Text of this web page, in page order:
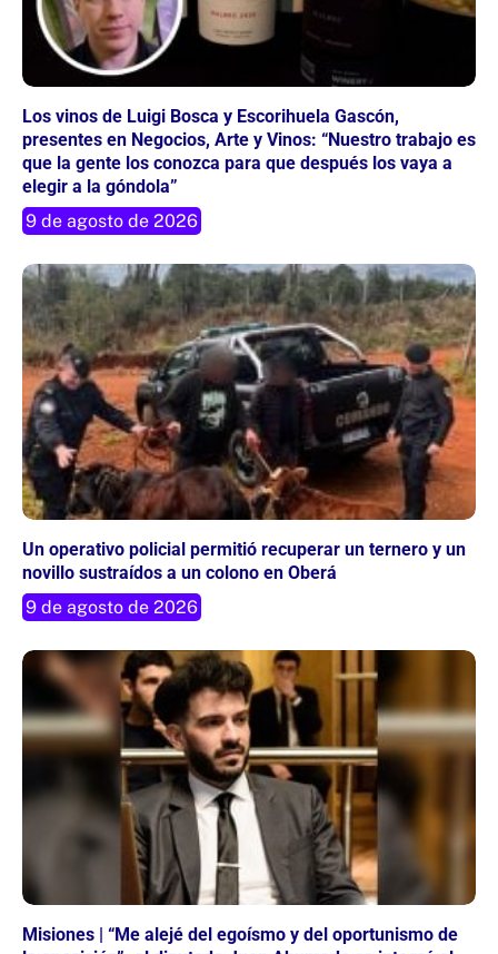
Los vinos de Luigi Bosca y Escorihuela Gascón,
presentes en Negocios, Arte y Vinos: “Nuestro trabajo es
que la gente los conozca para que después los vaya a
elegir a la góndola”
9 de agosto de 2026
Un operativo policial permitió recuperar un ternero y un
novillo sustraídos a un colono en Oberá
9 de agosto de 2026
Misiones | “Me alejé del egoísmo y del oportunismo de